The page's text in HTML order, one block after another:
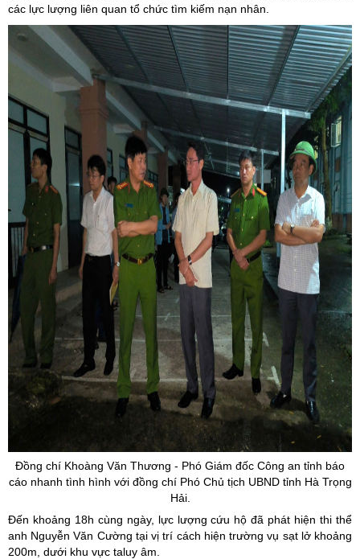
các lực lượng liên quan tổ chức tìm kiếm nạn nhân.
Đồng chí Khoàng Văn Thương - Phó Giám đốc Công an tỉnh báo
cáo nhanh tình hình với đồng chí Phó Chủ tịch UBND tỉnh Hà Trọng
Hải.
Đến khoảng 18h cùng ngày, lực lượng cứu hộ đã phát hiện thi thể
anh Nguyễn Văn Cường tại vị trí cách hiện trường vụ sạt lở khoảng
200m, dưới khu vực taluy âm.